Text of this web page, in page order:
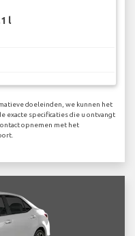
l
doeleinden, we kunnen het
exacte specificaties die u ontvangt
opnemen met het